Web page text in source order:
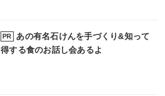
PR
あの有名石けんを手づくり&知って
得する食のお話し会あるよ